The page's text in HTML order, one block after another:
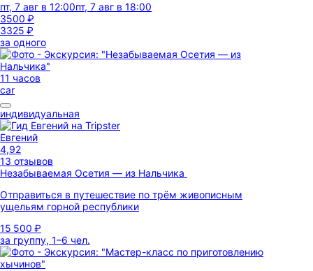
пт, 7 авг в 12:00пт, 7 авг в 18:00
3500 ₽
3325 ₽
за одного
11 часов
car
индивидуальная
Евгений
4,92
13 отзывов
Незабываемая Осетия — из Нальчика
Отправиться в путешествие по трём живописным
ущельям горной республики
15 500 ₽
за группу, 1–6 чел.